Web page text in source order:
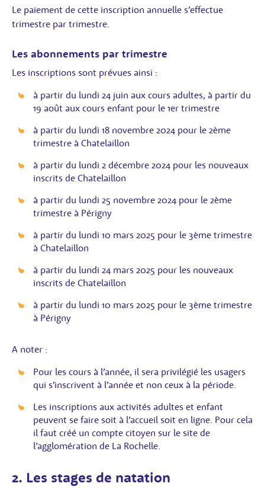
Le paiement de cette inscription annuelle s’effectue
trimestre par trimestre.
Les abonnements par trimestre
Les inscriptions sont prévues ainsi :
à partir du lundi 24 juin aux cours adultes, à partir du
19 août aux cours enfant pour le 1er trimestre
à partir du lundi 18 novembre 2024 pour le 2ème
trimestre à Chatelaillon
à partir du lundi 2 décembre 2024 pour les nouveaux
inscrits de Chatelaillon
à partir du lundi 25 novembre 2024 pour le 2ème
trimestre à Périgny
à partir du lundi 10 mars 2025 pour le 3ème trimestre
à Chatelaillon
à partir du lundi 24 mars 2025 pour les nouveaux
inscrits de Chatelaillon
à partir du lundi 10 mars 2025 pour le 3ème trimestre
à Périgny
A noter :
Pour les cours à l’année, il sera privilégié les usagers
qui s’inscrivent à l’année et non ceux à la période.
Les inscriptions aux activités adultes et enfant
peuvent se faire soit à l’accueil soit en ligne. Pour cela
il faut créé un compte citoyen sur le site de
l’agglomération de La Rochelle.
2. Les stages de natation